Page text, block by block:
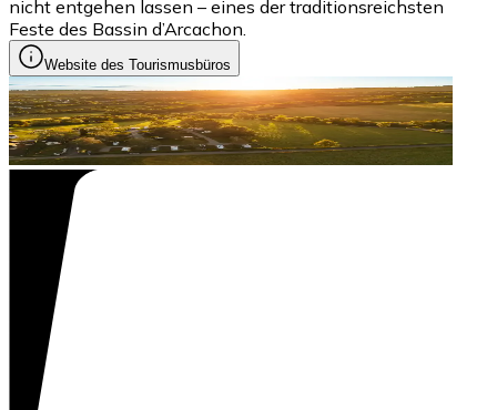
nicht entgehen lassen – eines der traditionsreichsten
Feste des Bassin d’Arcachon.
Website des Tourismusbüros